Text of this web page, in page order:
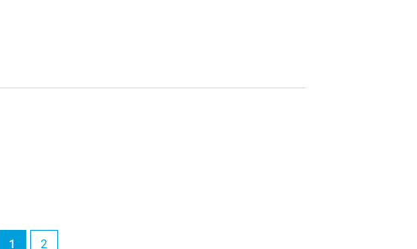
dat je blij bent met de reisbeker. Heel veel plezier
1 2